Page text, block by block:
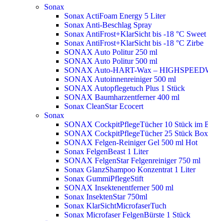
Sonax
Sonax ActiFoam Energy 5 Liter
Sonax Anti-Beschlag Spray
Sonax AntiFrost+KlarSicht bis -18 °C Sweet
Sonax AntiFrost+KlarSicht bis -18 °C Zirbe
SONAX Auto Politur 250 ml
SONAX Auto Politur 500 ml
SONAX Auto-HART-Wax –
SONAX Autoinnenreiniger 500 ml
SONAX Autopflegetuch Plus 1 Stück
SONAX Baumharzentferner 400 ml
Sonax CleanStar Ecocert
Sonax
SONAX CockpitPflegeTücher 10 Stück im
SONAX CockpitPflegeTücher 25 Stück Box
SONAX Felgen-Reiniger Gel 500 ml Hot
Sonax FelgenBeast 1 Liter
SONAX FelgenStar Felgenreiniger 750 ml
Sonax GlanzShampoo Konzentrat 1 Liter
Sonax GummiPflegeStift
SONAX Insektenentferner 500 ml
Sonax InsektenStar 750ml
Sonax KlarSichtMicrofaserTuch
Sonax Microfaser FelgenBürste 1 Stück